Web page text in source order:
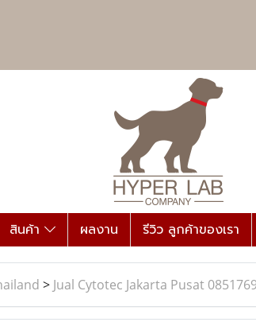
สินค้า ผลงาน รีวิว ลูกค้าของเรา
> Jual Cytotec Jakarta Pusat